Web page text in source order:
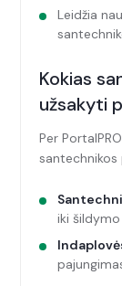
Leidžia
Kokias
užsakyti
Per
santechnikos
iki